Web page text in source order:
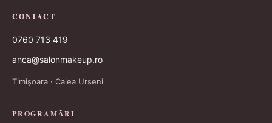
CONTACT
0760 713 419
anca@salonmakeup.ro
Timișoara · Calea Urseni
PROGRAMĂRI